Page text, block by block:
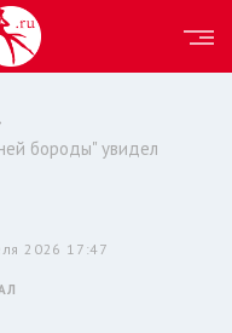
бороды" увидел
2026 17:47